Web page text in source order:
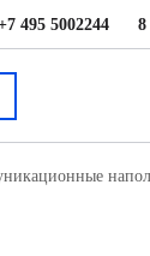
495 5002244 8